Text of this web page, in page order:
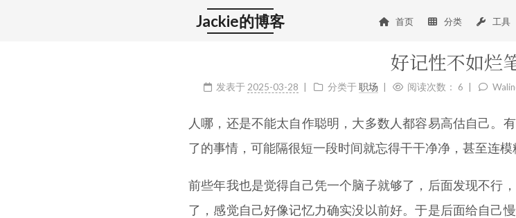
Jackie的博客 首页 分类 工具
好记性不如烂
发表于 2025-03-28 分类于 职场 阅读次数： 6
人哪，还是不能太自作聪明，大多数人都容易高估自己。
了的事情，可能隔很短一段时间就忘得干干净净，甚至连模
前些年我也是觉得自己凭一个脑子就够了，后面发现不行
了，感觉自己好像记忆力确实没以前好。于是后面给自己